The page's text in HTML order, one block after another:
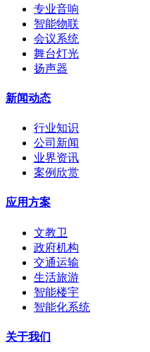
专业音响
智能物联
会议系统
舞台灯光
扬声器
新闻动态
行业知识
公司新闻
业界资讯
案例欣赏
应用方案
文教卫
政府机构
交通运输
生活旅游
智能楼宇
智能化系统
关于我们